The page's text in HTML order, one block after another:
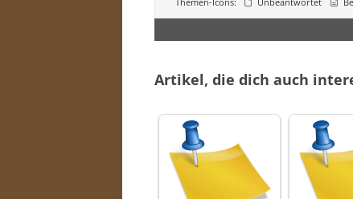
Artikel, die dich auch